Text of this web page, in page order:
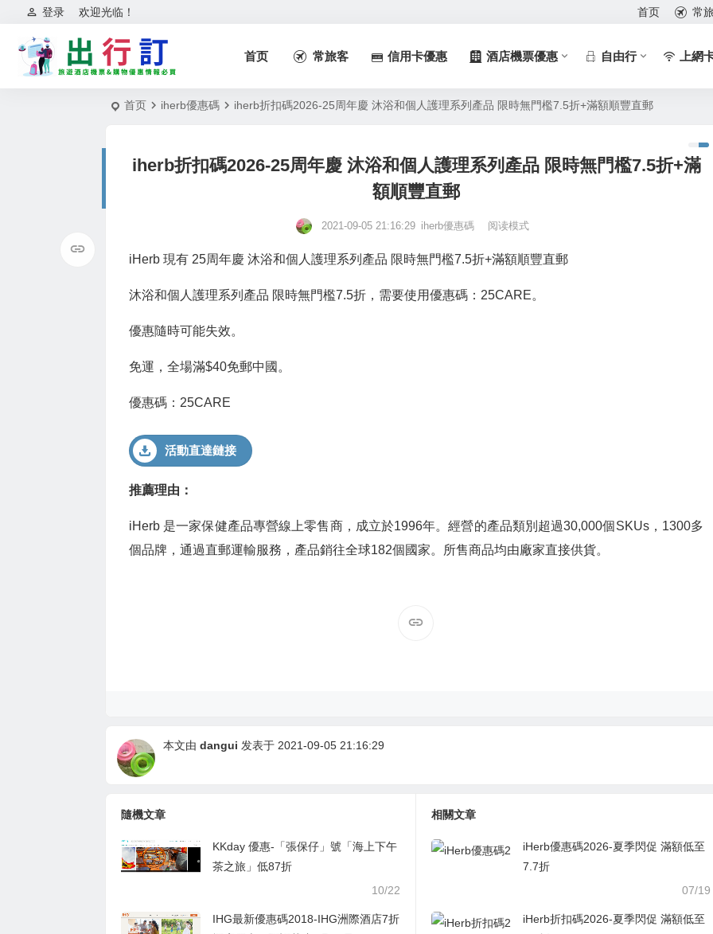
欢迎光临！
登录 首页 常
首页 常旅客 信用卡優惠 酒店機票優惠 自由行 上網
首页 iherb優惠碼 iherb折扣碼2026-25周年慶 沐浴和個人護理系列產品 限時無門檻7.5折+滿額順豐直郵
iherb折扣碼2026-25周年慶 沐浴和個人護理系列產品 限時無門檻7.5折+滿
額順豐直郵
2021-09-05 21:16:29 iherb優惠碼 阅读模式
iHerb 現有 25周年慶 沐浴和個人護理系列產品 限時無門檻7.5折+滿額順豐直郵
沐浴和個人護理系列產品 限時無門檻7.5折，需要使用優惠碼： 25CARE。
優惠隨時可能失效。
免運，全場滿$40免郵中國。
優惠碼： 25CARE
活動直達鏈接
推薦理由：
iHerb 是一家保健產品專營線上零售商，成立於1996年。經營的產品類別超過30,000個SKUs，1300多
個品牌，通過直郵運輸服務，產品銷往全球182個國家。所售商品均由廠家直接供貨。
本文由 dangui 发表于 2021-09-05 21:16:29
隨機文章
KKday 優惠-「張保仔」號「海上下午
茶之旅」低87折
10/22
IHG最新優惠碼2018-IHG洲際酒店7折
相關文章
iHerb優惠碼2026-夏季閃促 滿額低至
7.7折
07/19
iHerb折扣碼2026-夏季閃促 滿額低至